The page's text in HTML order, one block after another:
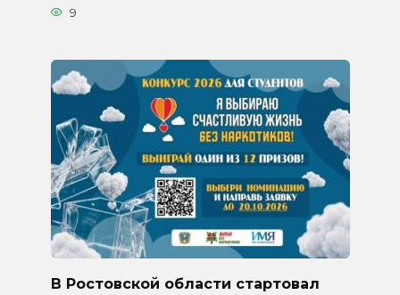
9
В Ростовской области стартовал